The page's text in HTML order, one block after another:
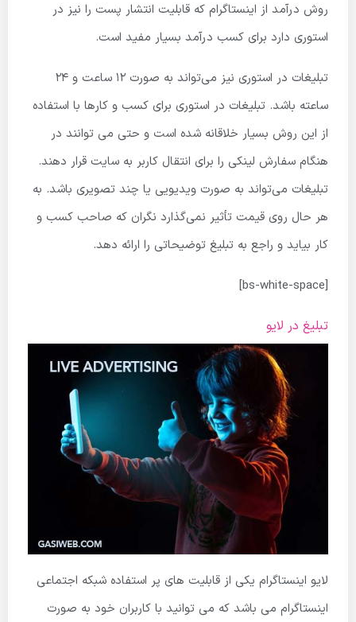
روش درآمد از اینستاگرام که قابلیت انتشار پست را نیز در
استوری دارد برای کسب درآمد بسیار مفید است.
تبلیغات در استوری نیز می‌تواند به صورت ۱۲ ساعت و ۲۴
ساعته باشد. تبلیغات در استوری برای کسب و کارها با استفاده
از این روش بسیار خلاقانه شده است و حتی می توانند در
هنگام سفارش لینکی را برای انتقال کاربر به سایت قرار دهند.
تبلیغات می‌تواند به صورت ویدیویی یا چند تصویری باشد. به
هر حال روی قیمت تأثیر نمی‌گذارد نگران که صاحب کسب و
کار بیاید و راجع به تبلیغ توضیحاتی را ارائه دهد.
[bs-white-space]
تبلیغ در لایو
لایو اینستاگرام یکی از قابلیت های پر استفاده شبکه اجتماعی
اینستاگرام می باشد که می توانید با کاربران خود به صورت